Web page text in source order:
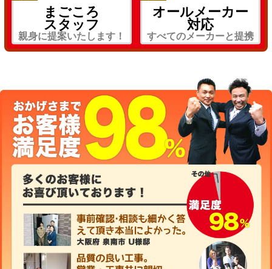
まごころ
スタッフ
親身に提案いたします！
オールメーカー
対応
すべてのメーカーと提携